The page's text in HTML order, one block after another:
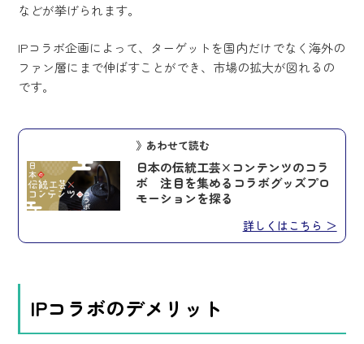
などが挙げられます。
IPコラボ企画によって、ターゲットを国内だけでなく海外の
ファン層にまで伸ばすことができ、市場の拡大が図れるの
です。
》あわせて読む
日本の伝統工芸×コンテンツのコラ
ボ 注目を集めるコラボグッズプロ
モーションを探る
詳しくはこちら ＞
IPコラボのデメリット